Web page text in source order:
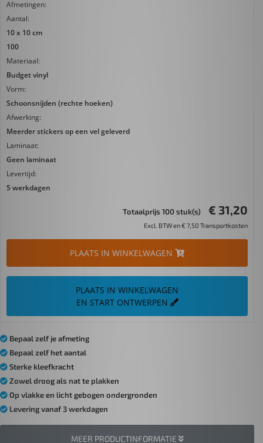
Afmetingen:
Aantal:
10 x 10 cm
100
Materiaal:
Budget vinyl
Vorm:
Schoonsnijden (rechte hoeken)
Afwerking:
Meerder stickers op een vel geleverd
Laminaat:
Geen laminaat
Levertijd:
5 werkdagen
Totaalprijs 100 stuk(s) € 31,20
Excl. BTW en € 7,50 Transportkosten
PLAATS IN WINKELWAGEN
PLAATS IN WINKELWAGEN
EN START ONTWERPEN
Bepaal zelf je afmeting
Bepaal zelf het aantal
Sterke kleefkracht
Zowel droog als nat te plakken
Op vlakke en licht gebogen ondergronden
Levering vanaf 3 werkdagen
MEER PRODUCTINFORMATIE